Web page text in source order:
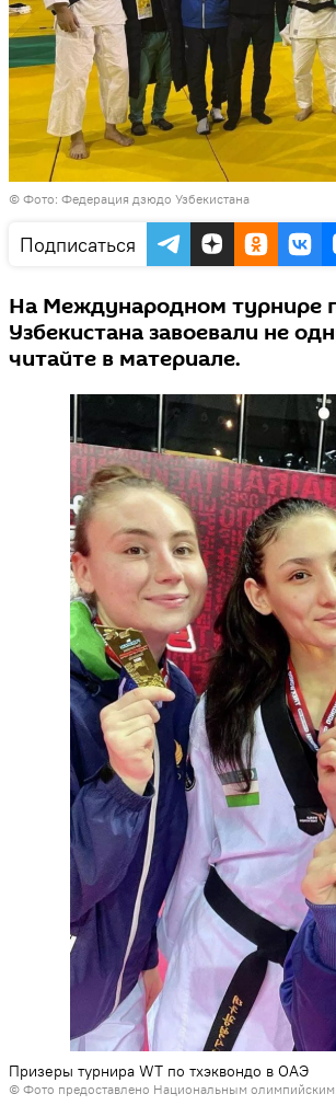
© Фото: Федерация дзюдо Узбекистана
Подписаться
На Международном турнире
Узбекистана завоевали не
читайте в материале.
Призеры турнира WT по тхэквондо в ОАЭ
© Фото предоставлено Национальным олимпийским